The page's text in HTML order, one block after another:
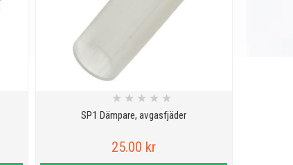
SP1 Dämpare, avgasfjäder
★ ★ ★ ★ ★
25.00 kr